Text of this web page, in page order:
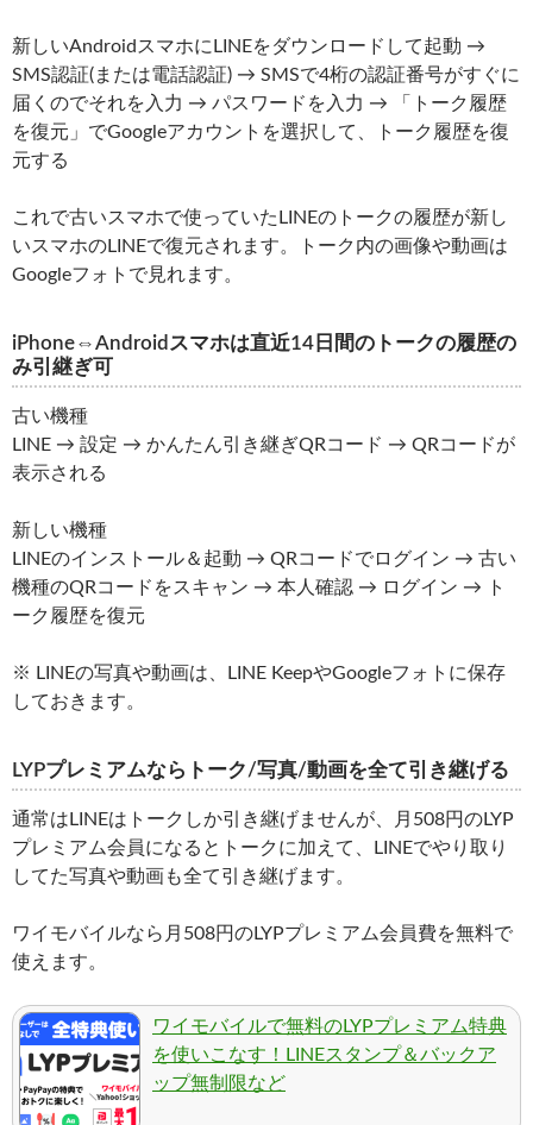
新しいAndroidスマホにLINEをダウンロードして起動 →
SMS認証(または電話認証) → SMSで4桁の認証番号がすぐに
届くのでそれを入力 → パスワードを入力 → 「トーク履歴
を復元」でGoogleアカウントを選択して、トーク履歴を復
元する
これで古いスマホで使っていたLINEのトークの履歴が新し
いスマホのLINEで復元されます。トーク内の画像や動画は
Googleフォトで見れます。
iPhone⇔Androidスマホは直近14日間のトークの履歴の
み引継ぎ可
古い機種
LINE → 設定 → かんたん引き継ぎQRコード → QRコードが
表示される
新しい機種
LINEのインストール＆起動 → QRコードでログイン → 古い
機種のQRコードをスキャン → 本人確認 → ログイン → ト
ーク履歴を復元
※ LINEの写真や動画は、LINE KeepやGoogleフォトに保存
しておきます。
LYPプレミアムならトーク/写真/動画を全て引き継げる
通常はLINEはトークしか引き継げませんが、月508円のLYP
プレミアム会員になるとトークに加えて、LINEでやり取り
してた写真や動画も全て引き継げます。
ワイモバイルなら月508円のLYPプレミアム会員費を無料で
使えます。
ワイモバイルで無料のLYPプレミアム特典
を使いこなす！LINEスタンプ＆バックア
ップ無制限など